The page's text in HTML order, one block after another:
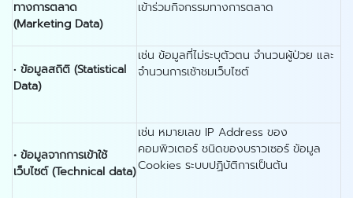
ทางการตลาด
(Marketing Data)
เข้าร่วมกิจกรรมทางการตลาด
• ข้อมูลสถิติ (Statistical
Data)
เช่น ข้อมูลที่ไม่ระบุตัวตน จำนวนผู้ป่วย และ
จำนวนการเช้าชมเว็บไซต์
• ข้อมูลจากการเข้าใช้
เว็บไซต์ (Technical data)
เช่น หมายเลข IP Address ของ
คอมพิวเตอร์ ชนิดของบราวเซอร์ ข้อมูล
Cookies ระบบปฏิบัติการเป็นต้น